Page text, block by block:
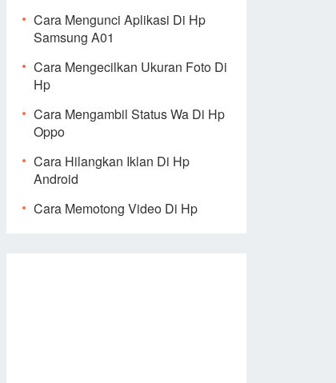
Cara Mengunci Aplikasi Di Hp
Samsung A01
Cara Mengecilkan Ukuran Foto Di
Hp
Cara Mengambil Status Wa Di Hp
Oppo
Cara Hilangkan Iklan Di Hp
Android
Cara Memotong Video Di Hp